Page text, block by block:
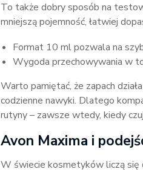
To także dobry sposób na
mniejszą pojemność, łatwiej
Format 10 ml pozwala na
Wygoda przechowywania w
Warto pamiętać, że zapach
codzienne nawyki. Dlatego
rutyny – zawsze wtedy, kiedy
Avon Maxima i
W świecie kosmetyków liczą się